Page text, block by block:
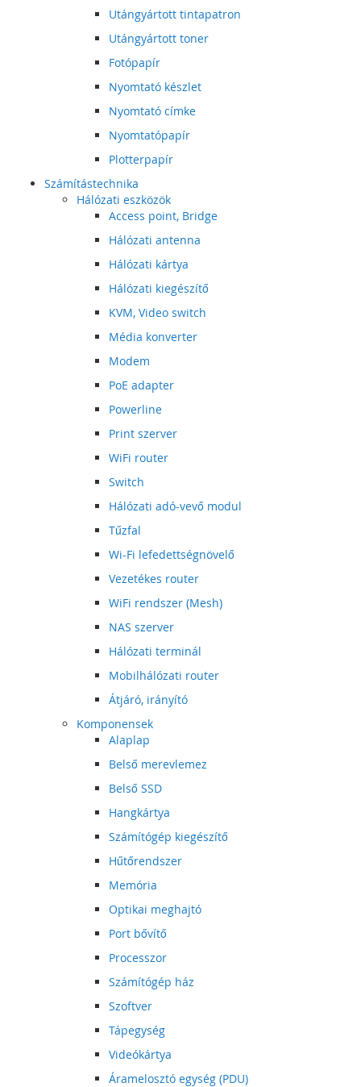
Utángyártott tintapatron
Utángyártott toner
Fotópapír
Nyomtató készlet
Nyomtató címke
Nyomtatópapír
Plotterpapír
Számítástechnika
Hálózati eszközök
Access point, Bridge
Hálózati antenna
Hálózati kártya
Hálózati kiegészítő
KVM, Video switch
Média konverter
Modem
PoE adapter
Powerline
Print szerver
WiFi router
Switch
Hálózati adó-vevő modul
Tűzfal
Wi-Fi lefedettségnövelő
Vezetékes router
WiFi rendszer (Mesh)
NAS szerver
Hálózati terminál
Mobilhálózati router
Átjáró, irányító
Komponensek
Alaplap
Belső merevlemez
Belső SSD
Hangkártya
Számítógép kiegészítő
Hűtőrendszer
Memória
Optikai meghajtó
Port bővítő
Processzor
Számítógép ház
Szoftver
Tápegység
Videókártya
Áramelosztó egység (PDU)